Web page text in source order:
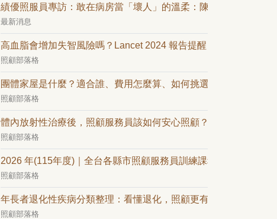
績優照服員專訪：敢在病房當「壞人」的溫柔：陳淑惠的二十年
最新消息
高血脂會增加失智風險嗎？Lancet 2024 報告提醒：中年 LDL 是
照顧部落格
團體家屋是什麼？適合誰、費用怎麼算、如何挑選一次看懂
照顧部落格
體內放射性治療後，照顧服務員該如何安心照顧？
照顧部落格
2026 年(115年度)｜全台各縣市照顧服務員訓練課程(持續更新中)
照顧部落格
年長者退化性疾病分類整理：看懂退化，照顧更有方向
照顧部落格